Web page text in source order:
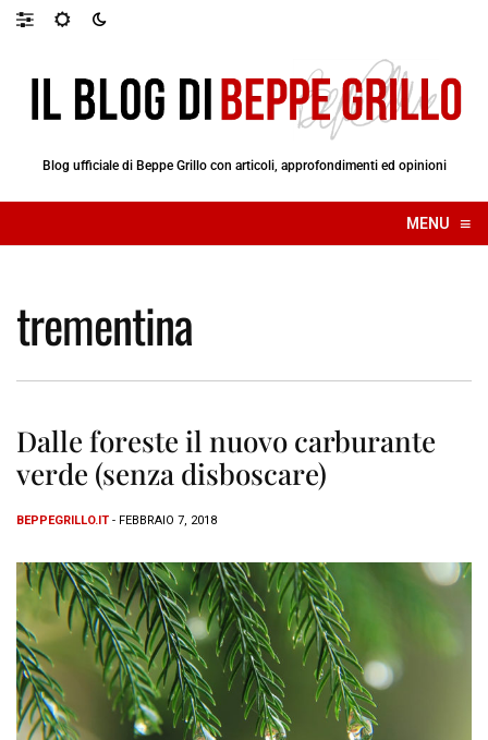
Blog ufficiale di Beppe Grillo con articoli, approfondimenti ed opinioni
MENU ≡
☰
trementina
Dalle foreste il nuovo carburante
verde (senza disboscare)
BEPPEGRILLO.IT - FEBBRAIO 7, 2018